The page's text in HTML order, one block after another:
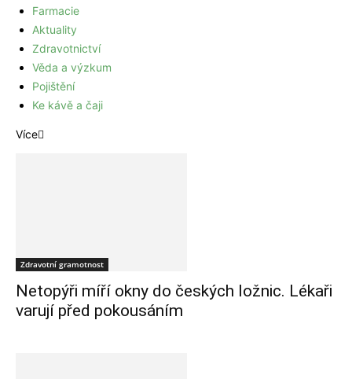
Farmacie
Aktuality
Zdravotnictví
Věda a výzkum
Pojištění
Ke kávě a čaji
Více
Zdravotní gramotnost
Netopýři míří okny do českých ložnic. Lékaři
varují před pokousáním